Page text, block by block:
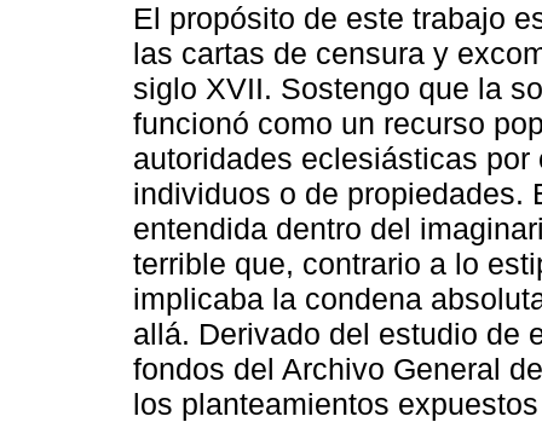
El propósito de este trabajo
las cartas de censura y
siglo XVII. Sostengo que la
funcionó como un recurso
autoridades eclesiásticas
individuos o de propiedades.
entendida dentro del
terrible que, contrario a lo
implicaba la condena
allá. Derivado del estudio de
fondos del Archivo General
los planteamientos